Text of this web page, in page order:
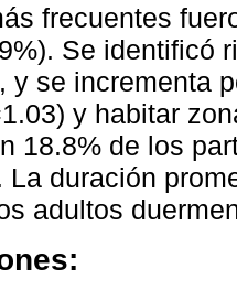
frecuentes
Se identificó
y se incrementa
y habitar
18.8% de los
La duración
adultos